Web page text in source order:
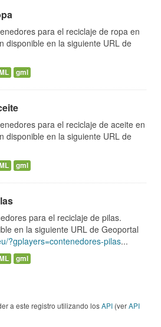
para el reciclaje de ropa en
disponible en la siguiente URL de
gml
para el reciclaje de aceite en
disponible en la siguiente URL de
gml
para el reciclaje de pilas.
en la siguiente URL de Geoportal
?gplayers=contenedores-pilas...
gml
a este registro utilizando losAPI (verAPI